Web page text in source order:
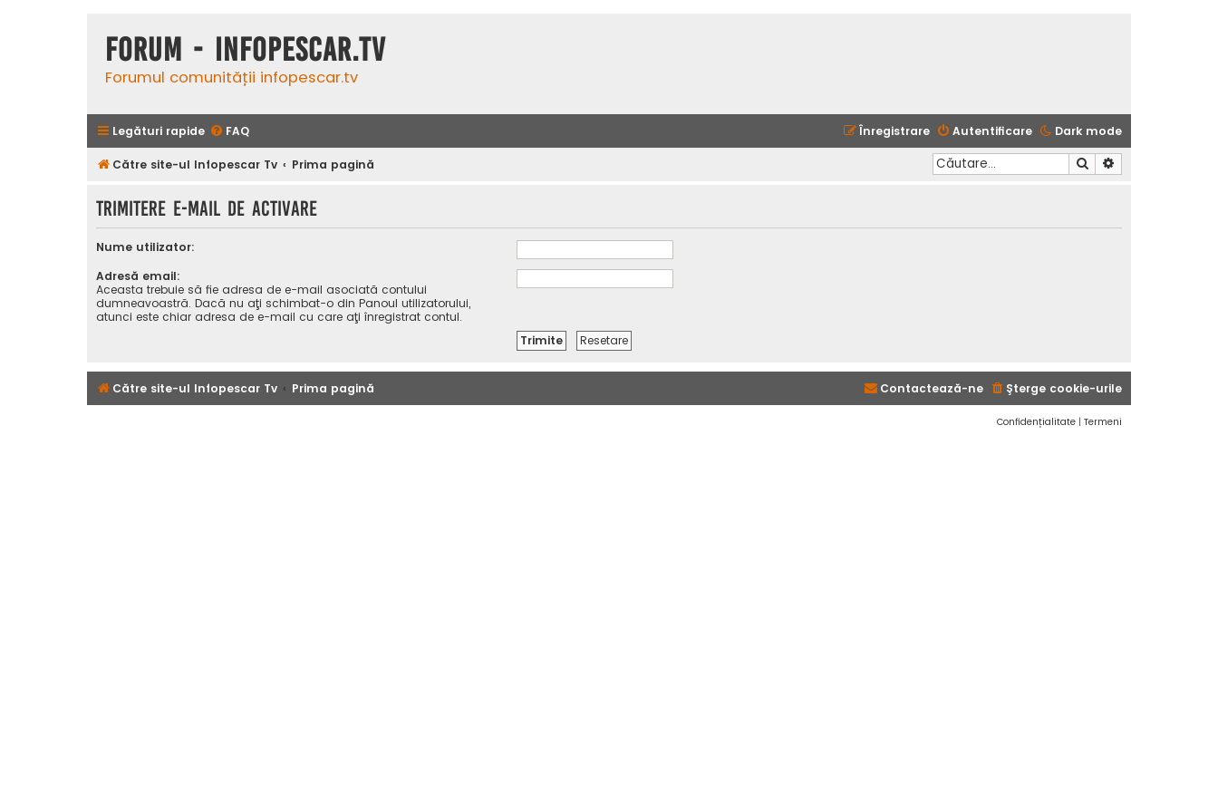
Forum - InfoPescar.Tv
Forumul comunității infopescar.tv
Legături rapide Dark mode
FAQ Autentificare
Înregistrare
Către site-ul Infopescar Tv Prima pagină Căutare
Trimitere e-mail de activare
Nume utilizator:
Adresă email:
Aceasta trebuie să fie adresa de e-mail asociată contului
dumneavoastră. Dacă nu aţi schimbat-o din Panoul utilizatorului,
atunci este chiar adresa de e-mail cu care aţi înregistrat contul.
Către site-ul Infopescar Tv Prima pagină Şterge cookie-urile
Contactează-ne
Confidențialitate | Termeni